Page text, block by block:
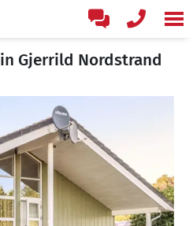
Gjerrild Nordstrand